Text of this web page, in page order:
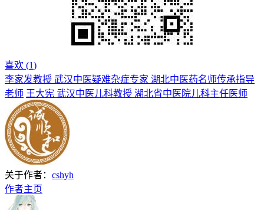
喜欢 (1)
李家发教授 武汉中医疑难杂症专家 湖北中医药名师传承指导
老师 王大宪 武汉中医儿科教授 湖北省中医院儿科主任医师
关于作者： cshyh
作者主页